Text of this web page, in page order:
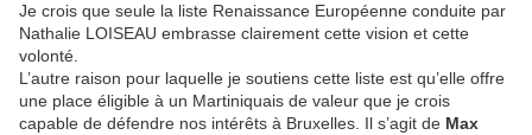
Je crois que seule la liste Renaissance Européenne conduite par
Nathalie LOISEAU embrasse clairement cette vision et cette
volonté.
L’autre raison pour laquelle je soutiens cette liste est qu’elle offre
une place éligible à un Martiniquais de valeur que je crois
capable de défendre nos intérêts à Bruxelles. Il s’agit de Max